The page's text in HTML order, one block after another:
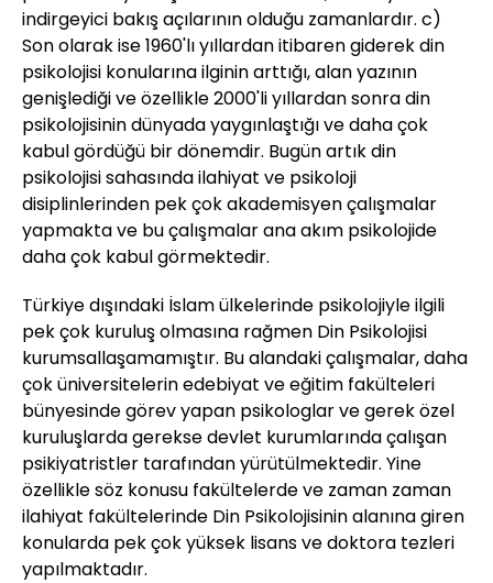
indirgeyici bakış açılarının olduğu zamanlardır. c)
Son olarak ise 1960'lı yıllardan itibaren giderek din
psikolojisi konularına ilginin arttığı, alan yazının
genişlediği ve özellikle 2000'li yıllardan sonra din
psikolojisinin dünyada yaygınlaştığı ve daha çok
kabul gördüğü bir dönemdir. Bugün artık din
psikolojisi sahasında ilahiyat ve psikoloji
disiplinlerinden pek çok akademisyen çalışmalar
yapmakta ve bu çalışmalar ana akım psikolojide
daha çok kabul görmektedir.
Türkiye dışındaki İslam ülkelerinde psikolojiyle ilgili
pek çok kuruluş olmasına rağmen Din Psikolojisi
kurumsallaşamamıştır. Bu alandaki çalışmalar, daha
çok üniversitelerin edebiyat ve eğitim fakülteleri
bünyesinde görev yapan psikologlar ve gerek özel
kuruluşlarda gerekse devlet kurumlarında çalışan
psikiyatristler tarafından yürütülmektedir. Yine
özellikle söz konusu fakültelerde ve zaman zaman
ilahiyat fakültelerinde Din Psikolojisinin alanına giren
konularda pek çok yüksek lisans ve doktora tezleri
yapılmaktadır.